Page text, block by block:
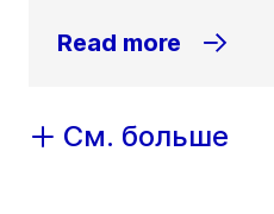
Read more
См. больше